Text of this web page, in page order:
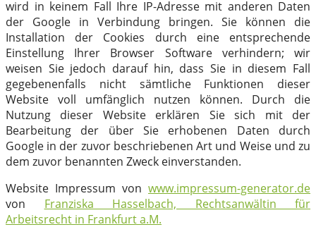
wird in keinem Fall Ihre IP-Adresse mit anderen Daten
der Google in Verbindung bringen. Sie können die
Installation der Cookies durch eine entsprechende
Einstellung Ihrer Browser Software verhindern; wir
weisen Sie jedoch darauf hin, dass Sie in diesem Fall
gegebenenfalls nicht sämtliche Funktionen dieser
Website voll umfänglich nutzen können. Durch die
Nutzung dieser Website erklären Sie sich mit der
Bearbeitung der über Sie erhobenen Daten durch
Google in der zuvor beschriebenen Art und Weise und zu
dem zuvor benannten Zweck einverstanden.
Website Impressum von www.impressum-generator.de
von Franziska Hasselbach, Rechtsanwältin für
Arbeitsrecht in Frankfurt a.M.